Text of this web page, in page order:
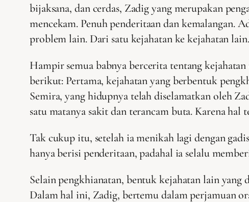
bijaksana, dan cerdas, Zadig yang merupakan
mencekam. Penuh penderitaan dan kemalangan.
problem lain. Dari satu kejahatan ke kejahatan
Hampir semua babnya bercerita tentang
berikut: Pertama, kejahatan yang berbentuk
Semira, yang hidupnya telah diselamatkan oleh
satu matanya sakit dan terancam buta. Karena
Tak cukup itu, setelah ia menikah lagi dengan
hanya berisi penderitaan, padahal ia selalu
Selain pengkhianatan, bentuk kejahatan lain yang
Dalam hal ini, Zadig, bertemu dalam perjamuan